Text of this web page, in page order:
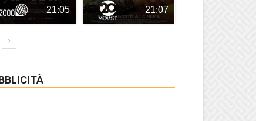
21:05 21:07